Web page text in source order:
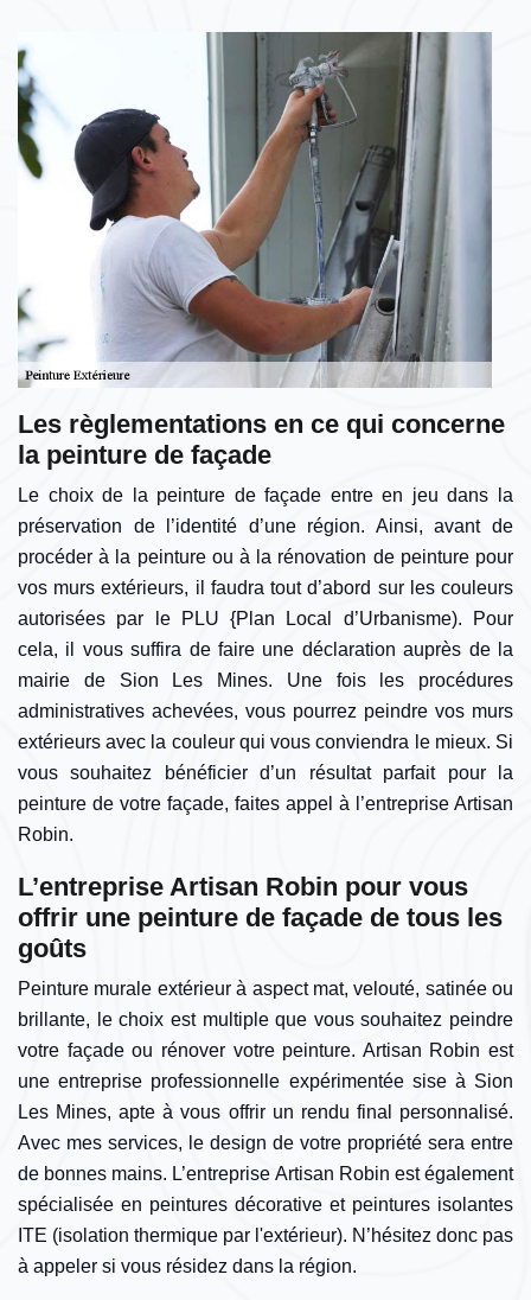
Les règlementations en ce qui concerne
la peinture de façade
Le choix de la peinture de façade entre en jeu dans la
préservation de l’identité d’une région. Ainsi, avant de
procéder à la peinture ou à la rénovation de peinture pour
vos murs extérieurs, il faudra tout d’abord sur les couleurs
autorisées par le PLU {Plan Local d’Urbanisme). Pour
cela, il vous suffira de faire une déclaration auprès de la
mairie de Sion Les Mines. Une fois les procédures
administratives achevées, vous pourrez peindre vos murs
extérieurs avec la couleur qui vous conviendra le mieux. Si
vous souhaitez bénéficier d’un résultat parfait pour la
peinture de votre façade, faites appel à l’entreprise Artisan
Robin.
L’entreprise Artisan Robin pour vous
offrir une peinture de façade de tous les
goûts
Peinture murale extérieur à aspect mat, velouté, satinée ou
brillante, le choix est multiple que vous souhaitez peindre
votre façade ou rénover votre peinture. Artisan Robin est
une entreprise professionnelle expérimentée sise à Sion
Les Mines, apte à vous offrir un rendu final personnalisé.
Avec mes services, le design de votre propriété sera entre
de bonnes mains. L’entreprise Artisan Robin est également
spécialisée en peintures décorative et peintures isolantes
ITE (isolation thermique par l'extérieur). N’hésitez donc pas
à appeler si vous résidez dans la région.